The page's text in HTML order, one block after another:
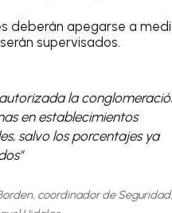
deberán apegarse a
supervisados.
autorizada la
en establecimientos
salvo los porcentajes ya
coordinador de Seguridad,